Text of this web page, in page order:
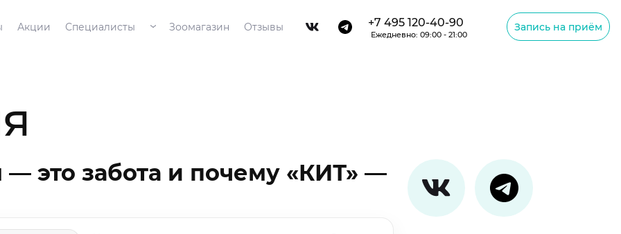
Акции Специалисты Зоомагазин Отзывы +7 495 120-40-90
Ежедневно: 09:00 - 21:00
Запись на приём
это забота и почему «КИТ» —
на приём